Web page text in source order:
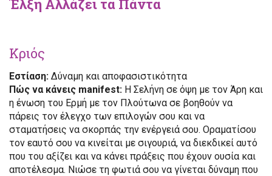
Έλξη Αλλάζει τα Πάντα
Κριός
Εστίαση: Δύναμη και αποφασιστικότητα
Πώς να κάνεις manifest: Η Σελήνη σε όψη με τον Άρη και
η ένωση του Ερμή με τον Πλούτωνα σε βοηθούν να
πάρεις τον έλεγχο των επιλογών σου και να
σταματήσεις να σκορπάς την ενέργειά σου. Οραματίσου
τον εαυτό σου να κινείται με σιγουριά, να διεκδικεί αυτό
που του αξίζει και να κάνει πράξεις που έχουν ουσία και
αποτέλεσμα. Νιώσε τη φωτιά σου να γίνεται δύναμη που